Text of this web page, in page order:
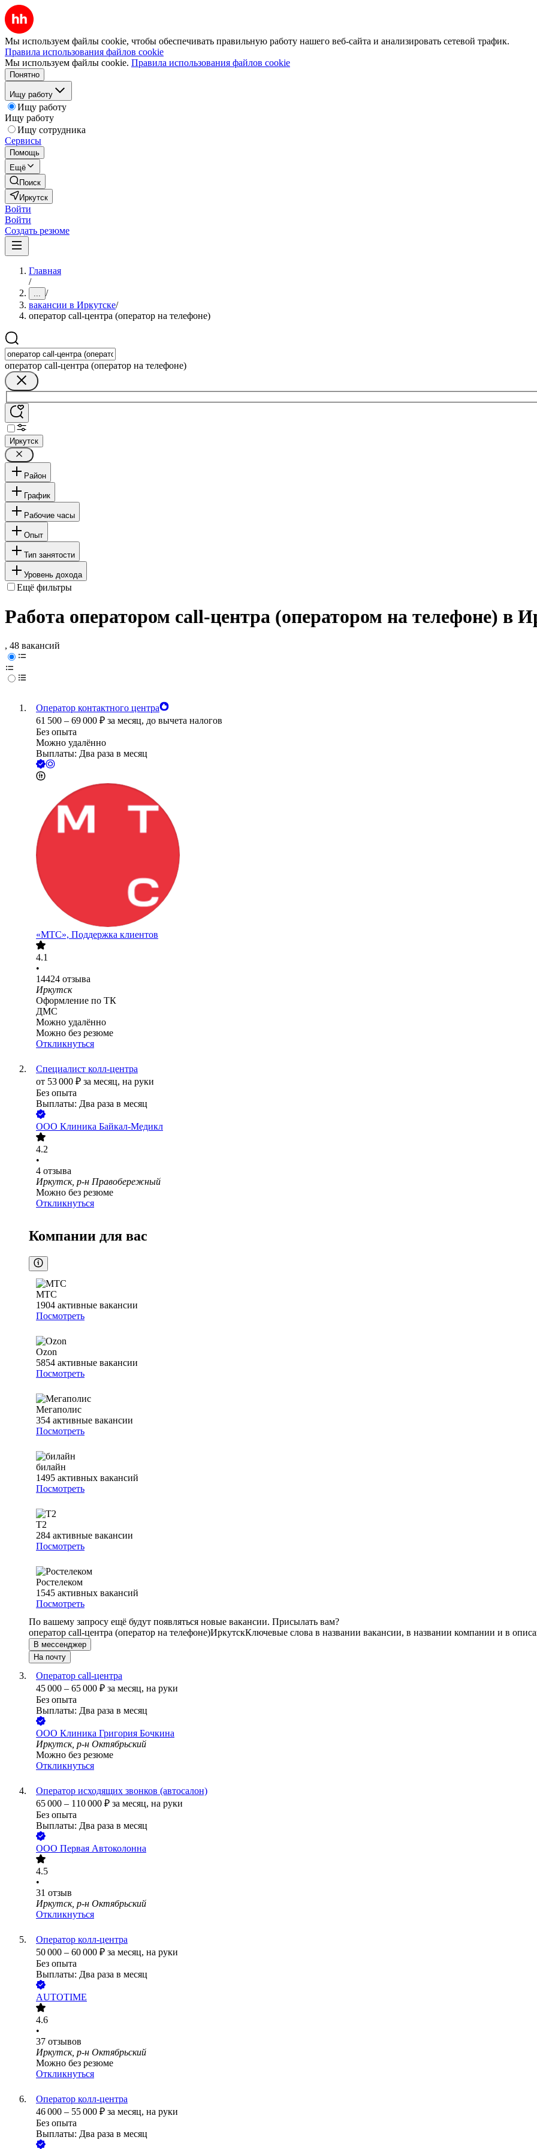
Мы используем файлы cookie, чтобы обеспечивать правильную работу нашего веб-сайта и анализировать сетевой трафик.
Правила использования файлов cookie
Мы используем файлы cookie. Правила использования файлов cookie
Понятно
Ищу работу
Ищу работу
Ищу работу
Ищу сотрудника
Сервисы
Помощь
Ещё
Поиск
Иркутск
Войти
Войти
Создать резюме
Главная
/
... /
вакансии в Иркутске/
оператор call-центра (оператор на телефоне)
оператор call-центра (оператор на телефоне)
Иркутск
Район
График
Рабочие часы
Опыт
Тип занятости
Уровень дохода
Ещё фильтры
Работа оператором call-центра (оператором на телефоне) в
, 48 вакансий
Оператор контактного центра
61 500 – 69 000 ₽ за месяц, до вычета налогов
Без опыта
Можно удалённо
Выплаты: Два раза в месяц
«МТС», Поддержка клиентов
4.1
•
14424 отзыва
Иркутск
Оформление по ТК
ДМС
Можно удалённо
Можно без резюме
Откликнуться
Специалист колл-центра
от 53 000 ₽ за месяц, на руки
Без опыта
Выплаты: Два раза в месяц
ООО Клиника Байкал-Медикл
4.2
•
4 отзыва
Иркутск, р-н Правобережный
Можно без резюме
Откликнуться
Компании для вас
МТС
1904 активные вакансии
Посмотреть
Ozon
5854 активные вакансии
Посмотреть
Мегаполис
354 активные вакансии
Посмотреть
билайн
1495 активных вакансий
Посмотреть
T2
284 активные вакансии
Посмотреть
Ростелеком
1545 активных вакансий
Посмотреть
По вашему запросу ещё будут появляться новые вакансии. Присылать вам?
оператор call-центра (оператор на телефоне)ИркутскКлючевые слова в названии вакансии, в названии компании и в
В мессенджер
На почту
Оператор call-центра
45 000 – 65 000 ₽ за месяц, на руки
Без опыта
Выплаты: Два раза в месяц
ООО Клиника Григория Бочкина
Иркутск, р-н Октябрьский
Можно без резюме
Откликнуться
Оператор исходящих звонков (автосалон)
65 000 – 110 000 ₽ за месяц, на руки
Без опыта
Выплаты: Два раза в месяц
ООО Первая Автоколонна
4.5
•
31 отзыв
Иркутск, р-н Октябрьский
Откликнуться
Оператор колл-центра
50 000 – 60 000 ₽ за месяц, на руки
Без опыта
Выплаты: Два раза в месяц
AUTOTIME
4.6
•
37 отзывов
Иркутск, р-н Октябрьский
Можно без резюме
Откликнуться
Оператор колл-центра
46 000 – 55 000 ₽ за месяц, на руки
Без опыта
Выплаты: Два раза в месяц